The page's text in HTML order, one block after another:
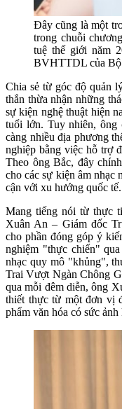
Đây cũng là một
trong chuỗi
tuệ thế giới năm
BVHTTDL của
Chia sẻ từ góc độ quản
thắn thừa nhận những
sự kiện nghệ thuật hiện
tuổi lớn. Tuy nhiên, ông
càng nhiều địa phương
nghiệp bằng việc hỗ trợ
Theo ông Bắc, đây
cho các sự kiện âm nhạc
cận với xu hướng quốc tế.
Mang tiếng nói từ thực
Xuân An – Giám đốc
cho phần đóng góp ý
nghiệm "thực chiến"
nhạc quy mô "khủng",
Trai Vượt Ngàn Chông
qua mỗi đêm diễn, ông
thiết thực từ một đơn vị
phẩm văn hóa có sức